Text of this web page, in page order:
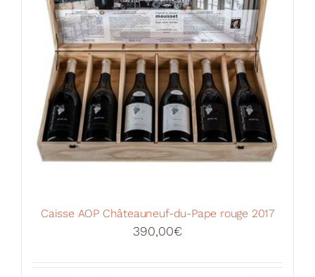
Caisse AOP Châteauneuf-du-Pape rouge 2017
390,00€